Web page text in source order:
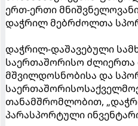
ერთ-ერთი
დაჭრილ მებრძოლთა
დაჭრილ-დაშავებული
საერთაშორისო ძლიერთა
მშვილდოსნობისა და
თანამშრომლობით,
პარასპორტული